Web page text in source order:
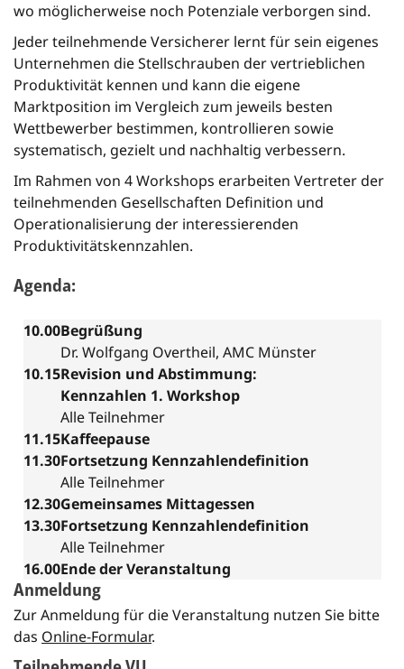
wo möglicherweise noch Potenziale verborgen sind.
Jeder teilnehmende Versicherer lernt für sein eigenes
Unternehmen die Stellschrauben der vertrieblichen
Produktivität kennen und kann die eigene
Marktposition im Vergleich zum jeweils besten
Wettbewerber bestimmen, kontrollieren sowie
systematisch, gezielt und nachhaltig verbessern.
Im Rahmen von 4 Workshops erarbeiten Vertreter der
teilnehmenden Gesellschaften Definition und
Operationalisierung der interessierenden
Produktivitätskennzahlen.
Agenda:
10.00Begrüßung
Dr. Wolfgang Overtheil, AMC Münster
10.15Revision und Abstimmung:
Kennzahlen 1. Workshop
Alle Teilnehmer
11.15Kaffeepause
11.30Fortsetzung Kennzahlendefinition
Alle Teilnehmer
12.30Gemeinsames Mittagessen
13.30Fortsetzung Kennzahlendefinition
Alle Teilnehmer
16.00Ende der Veranstaltung
Anmeldung
Zur Anmeldung für die Veranstaltung nutzen Sie bitte
das Online-Formular.